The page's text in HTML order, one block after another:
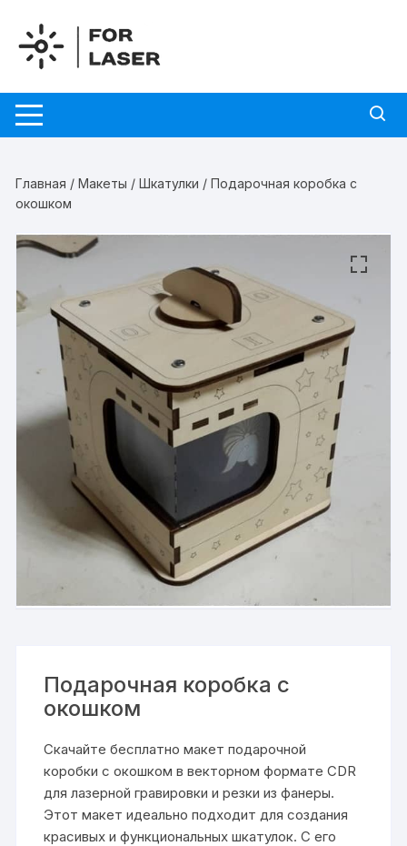
содержимому
Главная /Макеты /Шкатулки / Подарочная коробка с
окошком
Подарочная коробка с
окошком
Скачайте бесплатно макет подарочной
коробки с окошком в векторном формате CDR
для лазерной гравировки и резки из фанеры.
Этот макет идеально подходит для создания
красивых и функциональных шкатулок. С его